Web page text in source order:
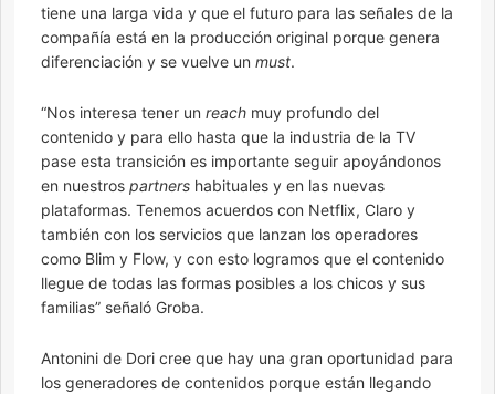
tiene una larga vida y que el futuro para las señales de la
compañía está en la producción original porque genera
diferenciación y se vuelve un must.
“Nos interesa tener un reach muy profundo del
contenido y para ello hasta que la industria de la TV
pase esta transición es importante seguir apoyándonos
en nuestros partners habituales y en las nuevas
plataformas. Tenemos acuerdos con Netflix, Claro y
también con los servicios que lanzan los operadores
como Blim y Flow, y con esto logramos que el contenido
llegue de todas las formas posibles a los chicos y sus
familias” señaló Groba.
Antonini de Dori cree que hay una gran oportunidad para
los generadores de contenidos porque están llegando